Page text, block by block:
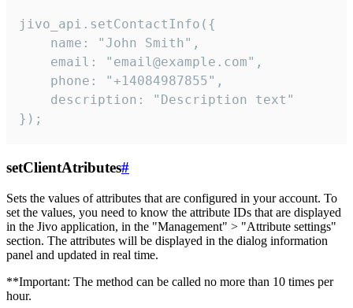
jivo_api.setContactInfo({
    name: "John Smith",
    email: "email@example.com",
    phone: "+14084987855",
    description: "Description text"
});
setClientAtributes#
Sets the values ​​of attributes that are configured in your account. To
set the values, you need to know the attribute IDs that are displayed
in the Jivo application, in the "Management" > "Attribute settings"
section. The attributes will be displayed in the dialog information
panel and updated in real time.
**Important: The method can be called no more than 10 times per
hour.